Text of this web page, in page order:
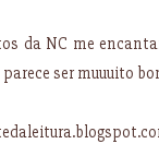
da NC me
ser muuuito